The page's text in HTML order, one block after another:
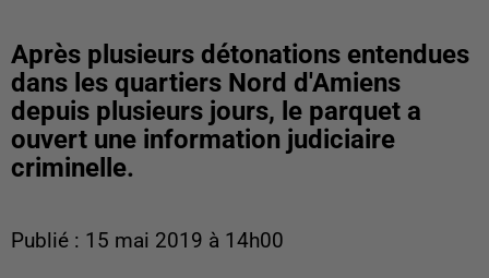
Après plusieurs détonations entendues
dans les quartiers Nord d'Amiens
depuis plusieurs jours, le parquet a
ouvert une information judiciaire
criminelle.
Publié : 15 mai 2019 à 14h00